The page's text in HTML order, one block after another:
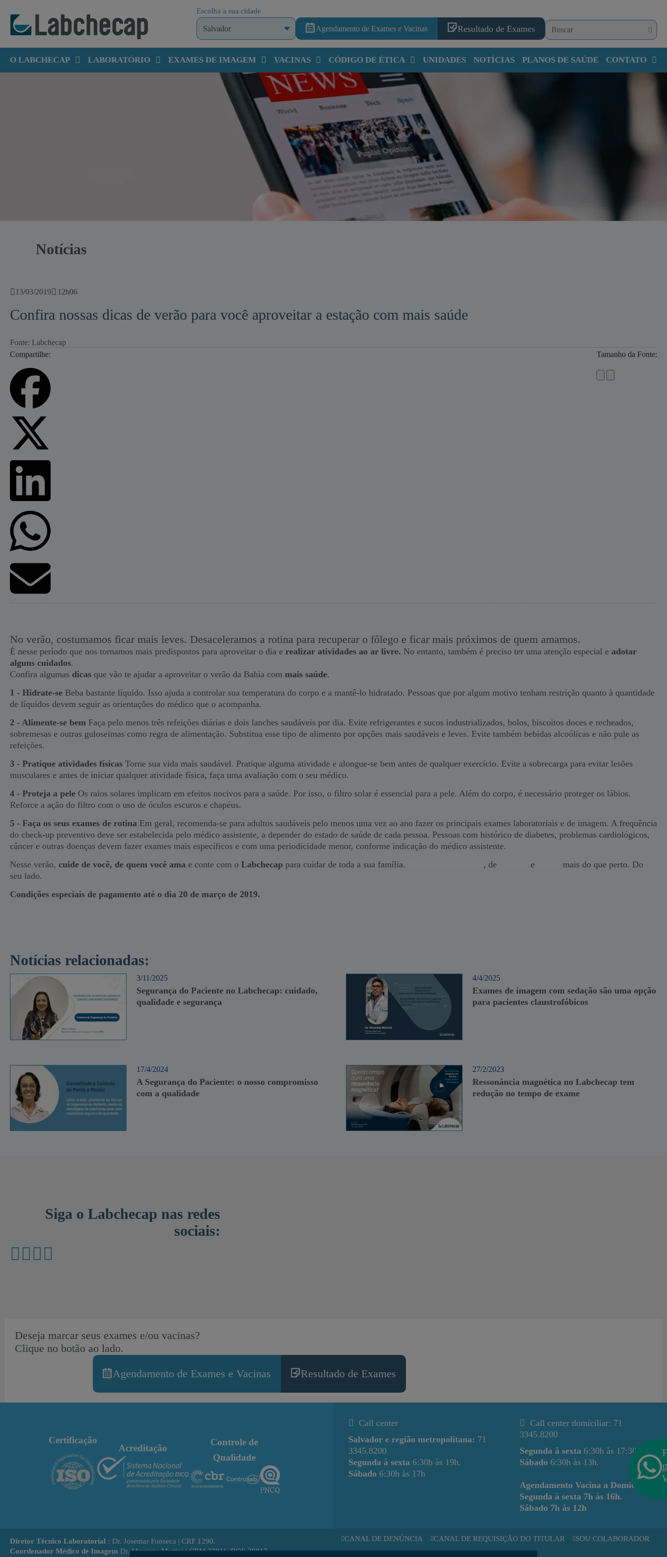
Escolha a sua cidade
Agendamento de Exames e Vacinas Resultado de Exames
O LABCHECAP LABORATÓRIO EXAMES DE IMAGEM VACINAS CÓDIGO DE ÉTICA UNIDADES NOTÍCIAS PLANOS DE SAÚDE CONTATO
Notícias
13/03/2019 12h06
Confira nossas dicas de verão para você aproveitar a estação com mais saúde
Fonte: Labchecap
Compartilhe:
Tamanho da Fonte:
No verão, costumamos ficar mais leves. Desaceleramos a rotina para recuperar o fôlego e ficar mais próximos de quem amamos.
É nesse período que nos tornamos mais predispostos para aproveitar o dia e realizar atividades ao ar livre. No entanto, também é preciso ter uma atenção especial e adotar
alguns cuidados.
Confira algumas dicas que vão te ajudar a aproveitar o verão da Bahia com mais saúde.
1 - Hidrate-se Beba bastante líquido. Isso ajuda a controlar sua temperatura do corpo e a mantê-lo hidratado. Pessoas que por algum motivo tenham restrição quanto à quantidade
de líquidos devem seguir as orientações do médico que o acompanha.
2 - Alimente-se bem Faça pelo menos três refeições diárias e dois lanches saudáveis por dia. Evite refrigerantes e sucos industrializados, bolos, biscoitos doces e recheados,
sobremesas e outras guloseimas como regra de alimentação. Substitua esse tipo de alimento por opções mais saudáveis e leves. Evite também bebidas alcoólicas e não pule as
refeições.
3 - Pratique atividades físicas Torne sua vida mais saudável. Pratique alguma atividade e alongue-se bem antes de qualquer exercício. Evite a sobrecarga para evitar lesões
musculares e antes de iniciar qualquer atividade física, faça uma avaliação com o seu médico.
4 - Proteja a pele Os raios solares implicam em efeitos nocivos para a saúde. Por isso, o filtro solar é essencial para a pele. Além do corpo, é necessário proteger os lábios.
Reforce a ação do filtro com o uso de óculos escuros e chapéus.
5 - Faça os seus exames de rotina Em geral, recomenda-se para adultos saudáveis pelo menos uma vez ao ano fazer os principais exames laboratoriais e de imagem. A frequência
do check-up preventivo deve ser estabelecida pelo médico assistente, a depender do estado de saúde de cada pessoa. Pessoas com histórico de diabetes, problemas cardiológicos,
câncer e outras doenças devem fazer exames mais específicos e com uma periodicidade menor, conforme indicação do médico assistente.
Nesse verão, cuide de você, de quem você ama e conte com o Labchecap para cuidar de toda a sua família. , de e
mais do que perto. Do
seu lado.
Condições especiais de pagamento até o dia 20 de março de 2019.
Notícias relacionadas:
3/11/2025
Segurança do Paciente no Labchecap: cuidado,
qualidade e segurança
4/4/2025
Exames de imagem com sedação são uma opção
para pacientes claustrofóbicos
17/4/2024
A Segurança do Paciente: o nosso compromisso
com a qualidade
27/2/2023
Ressonância magnética no Labchecap tem
redução no tempo de exame
Siga o Labchecap nas redes
sociais:
Deseja marcar seus exames e/ou vacinas?
Clique no botão ao lado.
Agendamento de Exames e Vacinas Resultado de Exames
Certificação
Acreditação
Controle de
Qualidade
Call center
Salvador e região metropolitana: 71
3345.8200
Segunda à sexta 6:30h às 19h.
Sábado 6:30h às 17h
Call center domiciliar: 71
3345.8200
Segunda à sexta 6:30h às 17:30h.
Sábado 6:30h às 13h.
Agendamento Vacina a Domicílio
Segunda à sexta 7h às 16h.
Sábado 7h às 12h
Diretor Técnico Laboratorial : Dr. Josemar Fonseca | CRF 1290.
Coordenador Médico de Imagem Dr. Mauricio Martini | CRM 23811 /RQE 20817.
CANAL DE DENÚNCIA CANAL DE REQUISIÇÃO DO TITULAR SOU COLABORADOR